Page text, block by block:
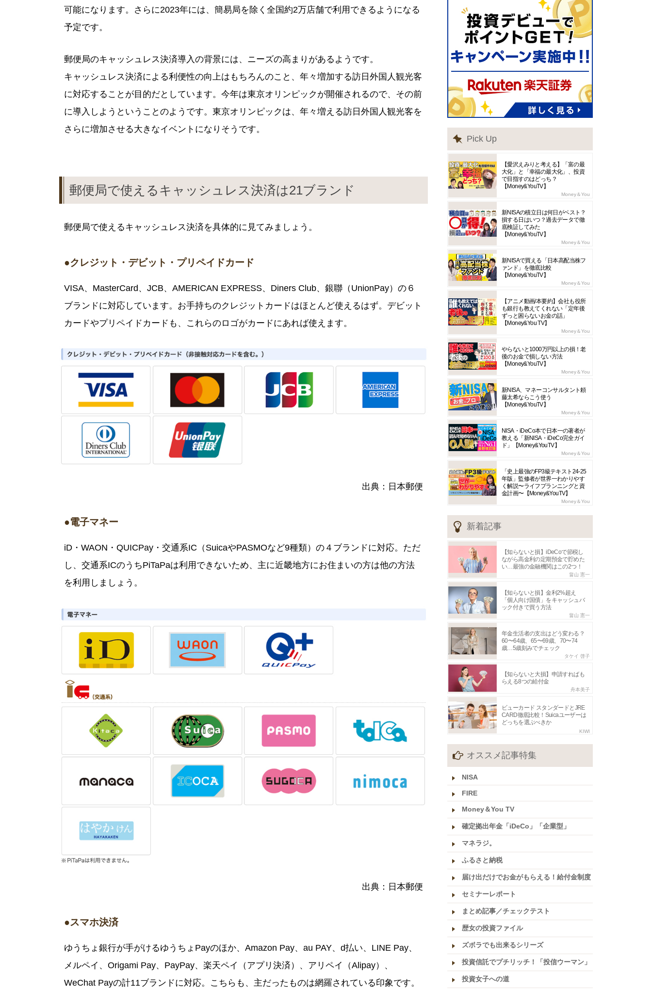
可能になります。さらに2023年には、簡易局を除く全国約2万店舗で利用できるようになる
予定です。
郵便局のキャッシュレス決済導入の背景には、ニーズの高まりがあるようです。
キャッシュレス決済による利便性の向上はもちろんのこと、年々増加する訪日外国人観光客
に対応することが目的だとしています。今年は東京オリンピックが開催されるので、その前
に導入しようということのようです。東京オリンピックは、年々増える訪日外国人観光客を
さらに増加させる大きなイベントになりそうです。
郵便局で使えるキャッシュレス決済は21ブランド
郵便局で使えるキャッシュレス決済を具体的に見てみましょう。
●クレジット・デビット・プリペイドカード
VISA、MasterCard、JCB、AMERICAN EXPRESS、Diners Club、銀聯（UnionPay）の６
ブランドに対応しています。お手持ちのクレジットカードはほとんど使えるはず。デビット
カードやプリペイドカードも、これらのロゴがカードにあれば使えます。
出典：日本郵便
●電子マネー
iD・WAON・QUICPay・交通系IC（SuicaやPASMOなど9種類）の４ブランドに対応。ただ
し、交通系ICのうちPiTaPaは利用できないため、主に近畿地方にお住まいの方は他の方法
を利用しましょう。
出典：日本郵便
●スマホ決済
ゆうちょ銀行が手がけるゆうちょPayのほか、Amazon Pay、au PAY、d払い、LINE Pay、
メルペイ、Origami Pay、PayPay、楽天ペイ（アプリ決済）、アリペイ（Alipay）、
WeChat Payの計11ブランドに対応。こちらも、主だったものは網羅されている印象です。
Pick Up
【愛沢えみりと考える】「富の最
大化」と「幸福の最大化」、投資
で目指すのはどっち？
【Money&YouTV】
Money＆You
新NISAの積立日は何日がベスト？
損する日はいつ？過去データで徹
底検証してみた
【Money&YouTV】
Money＆You
新NISAで買える「日本高配当株フ
ァンド」を徹底比較
【Money&YouTV】
Money＆You
【アニメ動画/本要約】会社も役所
も銀行も教えてくれない「定年後
ずっと困らないお金の話」
【Money&You TV】
Money＆You
やらないと1000万円以上の損！老
後のお金で損しない方法
【Money&YouTV】
Money＆You
新NISA、マネーコンサルタント頼
藤太希ならこう使う
【Money&YouTV】
Money＆You
NISA・iDeCo本で日本一の著者が
教える「新NISA・iDeCo完全ガイ
ド」【Money&YouTV】
Money＆You
「史上最強のFP3級テキスト24-25
年版」監修者が世界一わかりやす
く解説〜ライフプランニングと資
金計画〜【Money&YouTV】
Money＆You
新着記事
【知らないと損】iDeCoで節税し
ながら高金利の定期預金で貯めた
い…最強の金融機関はこの2つ！
畠山 憲一
【知らないと損】金利2%超え
「個人向け国債」をキャッシュバ
ック付きで買う方法
畠山 憲一
年金生活者の支出はどう変わる？
60〜64歳、65〜69歳、70〜74
歳…5歳刻みでチェック
タケイ 啓子
【知らないと大損】申請すればも
らえる8つの給付金
舟本美子
ビューカード スタンダードとJRE
CARD徹底比較！Suicaユーザーは
どっちを選ぶべきか
KIWI
オススメ記事特集
NISA
FIRE
Money＆You TV
確定拠出年金「iDeCo」「企業型」
マネラジ。
ふるさと納税
届け出だけでお金がもらえる！給付金制度
セミナーレポート
まとめ記事／チェックテスト
歴女の投資ファイル
ズボラでも出来るシリーズ
投資信託でプチリッチ！「投信ウーマン」
投資女子への道